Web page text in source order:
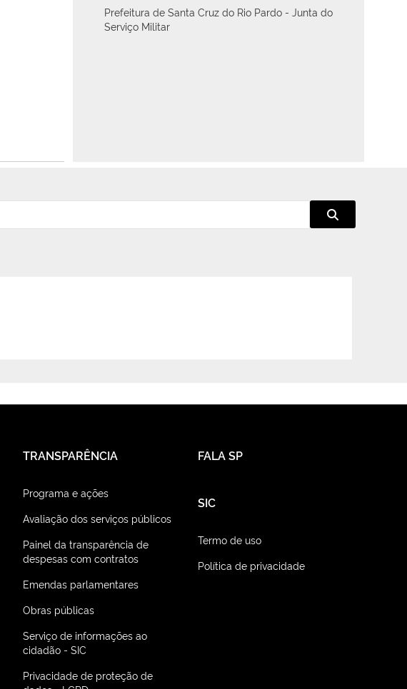
Prefeitura de Santa Cruz do Rio Pardo - Junta do
Serviço Militar
TRANSPARÊNCIA
Programa e ações
Avaliação dos serviços públicos
Painel da transparência de
despesas com contratos
Emendas parlamentares
Obras públicas
Serviço de informações ao
cidadão - SIC
Privacidade de proteção de
FALA SP
SIC
Termo de uso
Política de privacidade